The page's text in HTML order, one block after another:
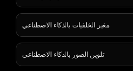
مغير الخلفيات بالذكاء الاصطناعي
تلوين الصور بالذكاء الاصطناعي